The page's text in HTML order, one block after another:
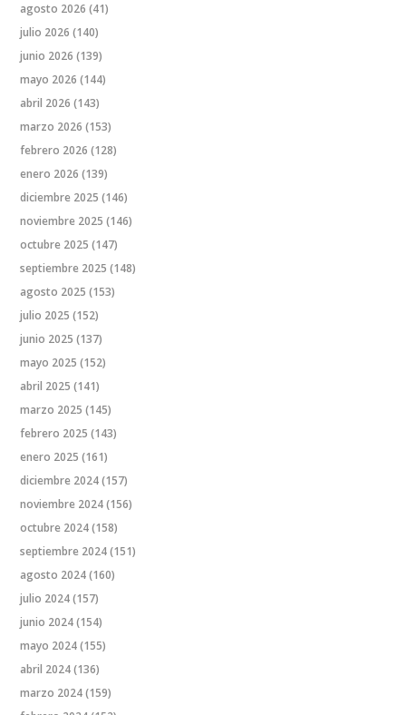
agosto 2026 (41)
julio 2026 (140)
junio 2026 (139)
mayo 2026 (144)
abril 2026 (143)
marzo 2026 (153)
febrero 2026 (128)
enero 2026 (139)
diciembre 2025 (146)
noviembre 2025 (146)
octubre 2025 (147)
septiembre 2025 (148)
agosto 2025 (153)
julio 2025 (152)
junio 2025 (137)
mayo 2025 (152)
abril 2025 (141)
marzo 2025 (145)
febrero 2025 (143)
enero 2025 (161)
diciembre 2024(157)
noviembre 2024(156)
octubre 2024(158)
septiembre 2024(151)
agosto 2024(160)
julio 2024(157)
junio 2024(154)
mayo 2024(155)
abril 2024(136)
marzo 2024(159)